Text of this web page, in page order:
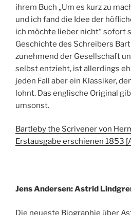
ihrem Buch „Um es kurz zu
und ich fand die Idee der
ich möchte lieber nicht“ sofort
Geschichte des Schreibers
zunehmend der Gesellschaft
selbst entzieht, ist allerdings
jeden Fall aber ein Klassiker,
lohnt. Das englische Original
umsonst.
Bartleby the Scrivener von
Erstausgabe erschienen 1853
Jens Andersen: Astrid
Die neueste Biographie über